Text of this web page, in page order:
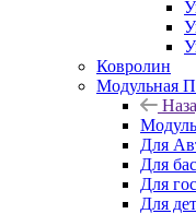
Ковролин
Модульная
Для
Для
Для
Для